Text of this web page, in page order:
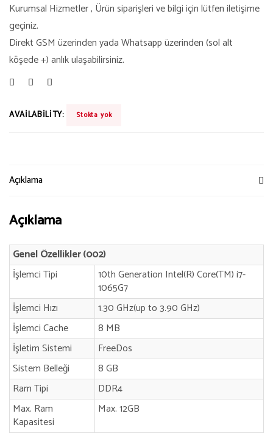
Kurumsal Hizmetler , Ürün siparişleri ve bilgi için lütfen iletişime
geçiniz.
Direkt GSM üzerinden yada Whatsapp üzerinden (sol alt
köşede +) anlık ulaşabilirsiniz.
AVAILABILITY: Stokta yok
Açıklama
Açıklama
Genel Özellikler (002)
İşlemci Tipi
10th Generation Intel(R) Core(TM) i7-
1065G7
İşlemci Hızı
1.30 GHz(up to 3.90 GHz)
İşlemci Cache
8 MB
İşletim Sistemi
FreeDos
Sistem Belleği
8 GB
Ram Tipi
DDR4
Max. Ram
Kapasitesi
Max. 12GB